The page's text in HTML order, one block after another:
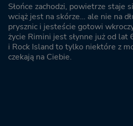
Słońce zachodzi, powietrze staje
wciąż jest na skórze… ale nie na
prysznic i jesteście gotowi
życie Rimini jest słynne już od
i Rock Island to tylko niektóre z
czekają na Ciebie.